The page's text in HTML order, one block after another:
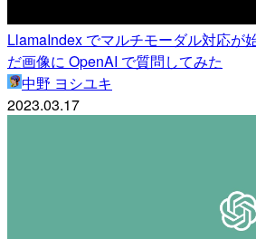
LlamaIndex でマルチモーダル対応が
だ画像に OpenAI で質問してみた
中野 ヨシユキ
2023.03.17